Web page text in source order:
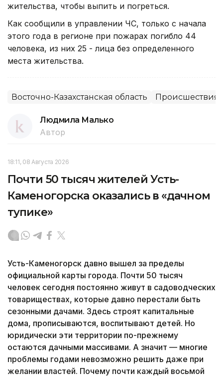
жительства, чтобы выпить и погреться.
Как сообщили в управлении ЧС, только с начала
этого года в регионе при пожарах погибло 44
человека, из них 25 - лица без определенного
места жительства.
Восточно-Казахстанская область Происшествия,
Людмила Малько
Автор
18:11, 08 Августа 2026
Почти 50 тысяч жителей Усть-
Каменогорска оказались в «дачном
тупике»
Усть-Каменогорск давно вышел за пределы
официальной карты города. Почти 50 тысяч
человек сегодня постоянно живут в садоводческих
товариществах, которые давно перестали быть
сезонными дачами. Здесь строят капитальные
дома, прописываются, воспитывают детей. Но
юридически эти территории по-прежнему
остаются дачными массивами. А значит — многие
проблемы годами невозможно решить даже при
желании властей. Почему почти каждый восьмой